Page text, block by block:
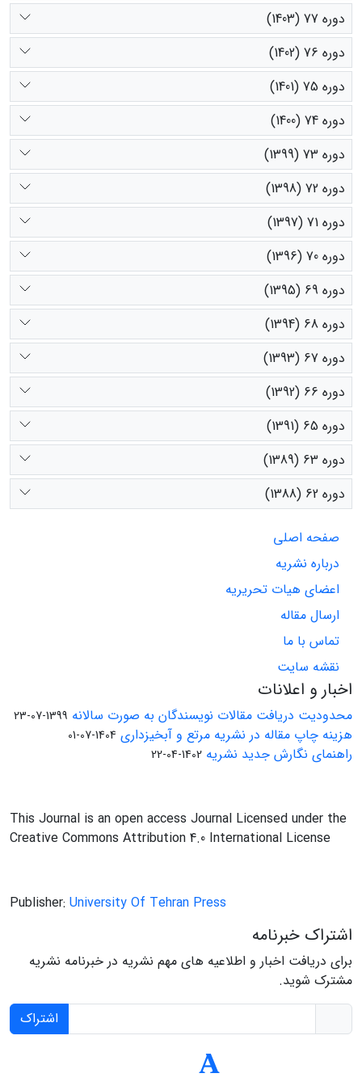
دوره 77 (1403)
دوره 76 (1402)
دوره 75 (1401)
دوره 74 (1400)
دوره 73 (1399)
دوره 72 (1398)
دوره 71 (1397)
دوره 70 (1396)
دوره 69 (1395)
دوره 68 (1394)
دوره 67 (1393)
دوره 66 (1392)
دوره 65 (1391)
دوره 63 (1389)
دوره 62 (1388)
صفحه اصلی
درباره نشریه
اعضای هیات تحریریه
ارسال مقاله
تماس با ما
نقشه سایت
اخبار و اعلانات
محدودیت دریافت مقالات نویسندگان به صورت سالانه 1399-07-23
هزینه چاپ مقاله در نشریه مرتع و آبخیزداری 1404-07-01
راهنمای نگارش جدید نشریه 1402-04-22
This Journal is an open access Journal Licensed under the
Creative Commons Attribution 4.0 International License
Publisher: University Of Tehran Press
اشتراک خبرنامه
برای دریافت اخبار و اطلاعیه های مهم نشریه در خبرنامه نشریه
مشترک شوید.
اشتراک